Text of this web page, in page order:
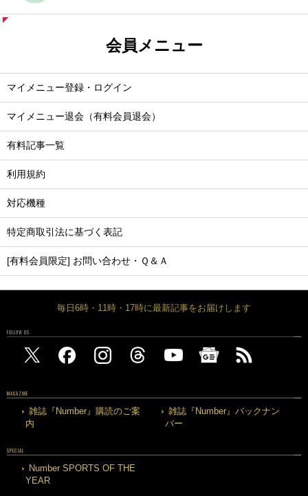
会員メニュー
マイメニュー登録・ログイン
マイメニュー退会（有料会員退会）
有料記事一覧
利用規約
対応機種
特定商取引法に基づく表記
[有料会員限定] お問い合わせ・Ｑ＆Ａ
毎日6時・11時・17時に最新記事をお届けします
FOLLOW US
MAGAZINE
雑誌『Number』購読のご案
内
雑誌『Number』バックナン
バー
SPECIAL
Number SPORTS OF THE
YEAR